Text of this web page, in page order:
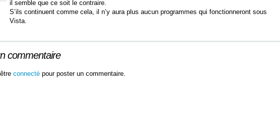
il semble que ce soit le contraire.
S’ils continuent comme cela, il n’y aura plus aucun programmes qui fonctionneront sous
Vista.
commentaire
connecté pour poster un commentaire.